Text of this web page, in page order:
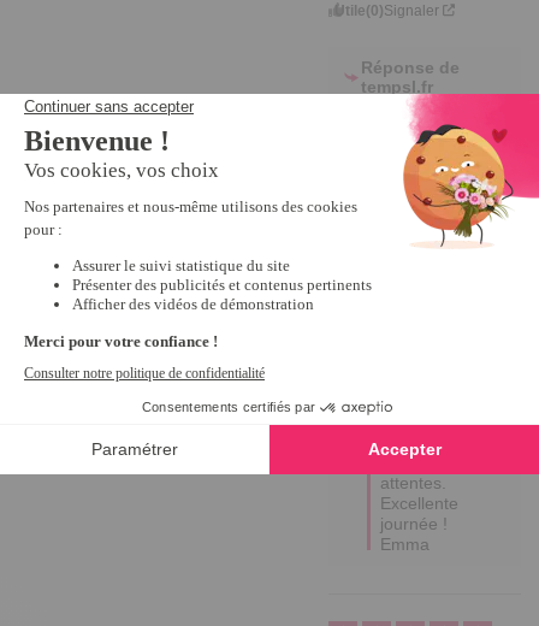
Utile(0)Signaler
Réponse de
tempsl.fr
Bonjour
Solange,
Nous vous
remercions
sincèrement
pour votre
évaluation
ravis que
notre produit
ait répondu
à vos
attentes.
Excellente
journée !
Emma